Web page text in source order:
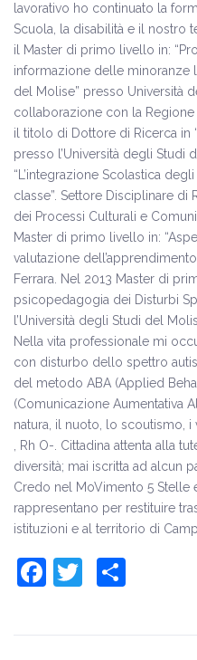
lavorativo ho continuato la
Scuola, la disabilità e il nostro
il Master di primo livello in:
informazione delle minoranze
del Molise” presso Università
collaborazione con la
il titolo di Dottore di Ricerca in
presso l’Università degli Studi
“L’integrazione Scolastica
classe”. Settore Disciplinare
dei Processi Culturali e
Master di primo livello in:
valutazione
Ferrara. Nel 2013 Master di
psicopedagogia dei Disturbi
l’Università degli Studi del
Nella vita professionale mi
con disturbo dello spettro
del metodo ABA (Applied
(Comunicazione Aumentativa
natura, il nuoto, lo scoutismo,
, Rh O-. Cittadina attenta alla
diversità; mai iscritta ad alcun
Credo nel MoVimento 5 Stelle
rappresentano per restituire
istituzioni e al territorio di
Facebook
Twitter